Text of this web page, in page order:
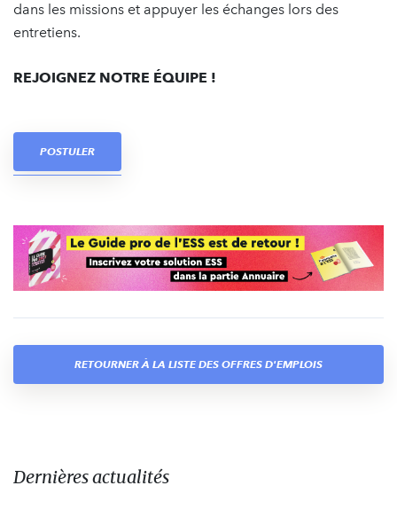
dans les missions et appuyer les échanges lors des
entretiens.
REJOIGNEZ NOTRE ÉQUIPE !
POSTULER
RETOURNER À LA LISTE DES OFFRES D'EMPLOIS
Dernières actualités